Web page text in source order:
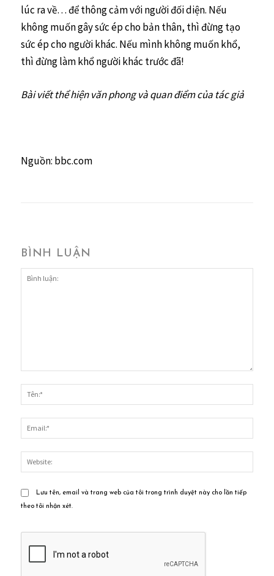
lúc ra về… để thông cảm với người đối diện. Nếu
không muốn gây sức ép cho bản thân, thì đừng tạo
sức ép cho người khác. Nếu mình không muốn khổ,
thì đừng làm khổ người khác trước đã!
Bài viết thể hiện văn phong và quan điểm của tác giả
Nguồn: bbc.com
BÌNH LUẬN
luận:
Lưu tên, email và trang web của tôi trong trình duyệt này cho lần tiếp
theo tôi nhận xét.